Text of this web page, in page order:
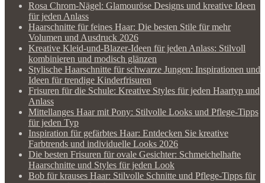
Rosa Chrom-Nägel: Glamouröse Designs und kreative Ideen
für jeden Anlass
Haarschnitte für feines Haar: Die besten Stile für mehr
Volumen und Ausdruck 2026
Kreative Kleid-und-Blazer-Ideen für jeden Anlass: Stilvoll
kombinieren und modisch glänzen
Stylische Haarschnitte für schwarze Jungen: Inspirationen und
Ideen für trendige Kinderfrisuren
Frisuren für die Schule: Kreative Styles für jeden Haartyp und
Anlass
Mittellanges Haar mit Pony: Stilvolle Looks und Pflege-Tipps
für jeden Typ
Inspiration für gefärbtes Haar: Entdecken Sie kreative
Farbtrends und individuelle Looks 2026
Die besten Frisuren für ovale Gesichter: Schmeichelhafte
Haarschnitte und Styles für jeden Look
Bob für krauses Haar: Stilvolle Schnitte und Pflege-Tipps für